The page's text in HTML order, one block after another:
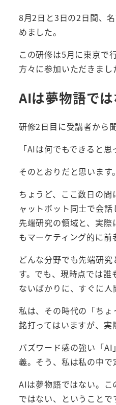
8月2日と3日の2日間、
めました。
この研修は5月に東京で
方々に参加いただきまし
AIは夢物語で
研修2日目に受講者から
「AIは何でもできると
そのとおりだと思います。
ちょうど、ここ数日の
ャットボット同士で会
先端研究の領域と、実
もマーケティング的に前
どんな分野でも先端研
す。でも、現時点では
ないばかりに、すぐに人
私は、その時代の「ち
銘打ってはいますが、実
バズワード感の強い「
義。そう、私は私の中で
AIは夢物語ではない。
ではない、ということで